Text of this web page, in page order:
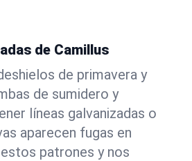
de Camillus
de primavera y
de sumidero y
líneas galvanizadas o
aparecen fugas en
patrones y nos